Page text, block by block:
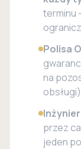
terminu
Polisa
na
przez
jeden